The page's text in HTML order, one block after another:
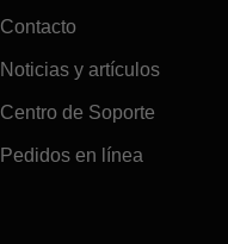
Contacto
Noticias y artículos
Centro de Soporte
Pedidos en línea